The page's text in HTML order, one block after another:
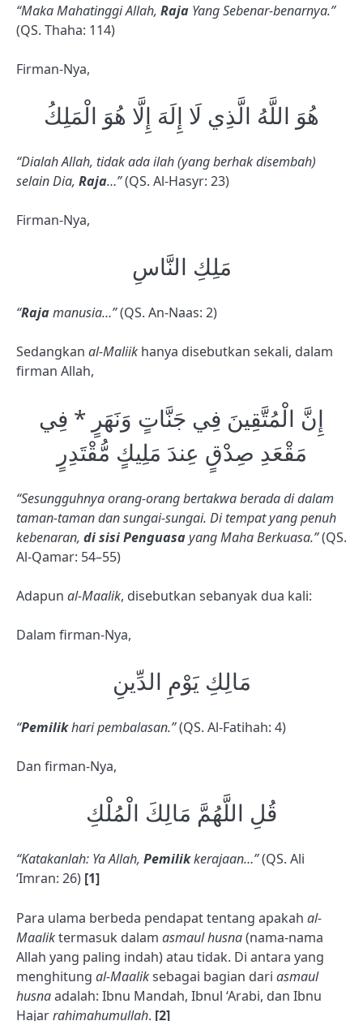
“Maka Mahatinggi Allah, Raja Yang Sebenar-benarnya.”
(QS. Thaha: 114)
Firman-Nya,
هُوَ اللَّهُ الَّذِي لَا إِلَهَ إِلَّا هُوَ الْمَلِكُ
“Dialah Allah, tidak ada ilah (yang berhak disembah)
selain Dia, Raja…”(QS. Al-Hasyr: 23)
Firman-Nya,
مَلِكِ النَّاسِ
“Rajamanusia…”(QS. An-Naas: 2)
Sedangkan al-Maliik hanya disebutkan sekali, dalam
firman Allah,
إِنَّ الْمُتَّقِينَ فِي جَنَّاتٍ وَنَهَرٍ * فِي
مَقْعَدِ صِدْقٍ عِندَ مَلِيكٍ مُّقْتَدِرٍ
“Sesungguhnya orang-orang bertakwa berada di dalam
taman-taman dan sungai-sungai. Di tempat yang penuh
kebenaran, di sisi Penguasayang Maha Berkuasa.”(QS.
Al-Qamar: 54–55)
Adapun al-Maalik, disebutkan sebanyak dua kali:
Dalam firman-Nya,
مَالِكِ يَوْمِ الدِّينِ
“Pemilikhari pembalasan.”(QS. Al-Fatihah: 4)
Dan firman-Nya,
قُلِ اللَّهُمَّ مَالِكَ الْمُلْكِ
“Katakanlah: Ya Allah, Pemilikkerajaan…”(QS. Ali
‘Imran: 26) [1]
Para ulama berbeda pendapat tentang apakah al-
Maaliktermasuk dalam asmaul husna(nama-nama
Allah yang paling indah) atau tidak. Di antara yang
menghitung al-Maaliksebagai bagian dari asmaul
husnaadalah: Ibnu Mandah, Ibnul ‘Arabi, dan Ibnu
Hajarrahimahumullah. [2]